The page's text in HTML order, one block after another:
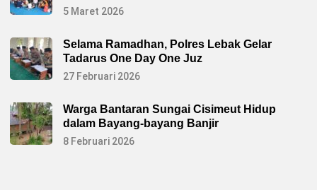
5 Maret 2026
Selama Ramadhan, Polres Lebak Gelar
Tadarus One Day One Juz
27 Februari 2026
Warga Bantaran Sungai Cisimeut Hidup
dalam Bayang-bayang Banjir
8 Februari 2026